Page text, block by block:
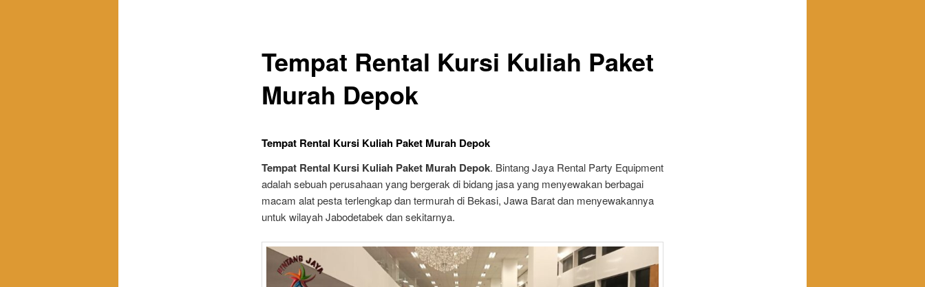
Tempat Rental Kursi Kuliah Paket
Murah Depok
Tempat Rental Kursi Kuliah Paket Murah Depok
Tempat Rental Kursi Kuliah Paket Murah Depok. Bintang Jaya Rental Party Equipment
adalah sebuah perusahaan yang bergerak di bidang jasa yang menyewakan berbagai
macam alat pesta terlengkap dan termurah di Bekasi, Jawa Barat dan menyewakannya
untuk wilayah Jabodetabek dan sekitarnya.